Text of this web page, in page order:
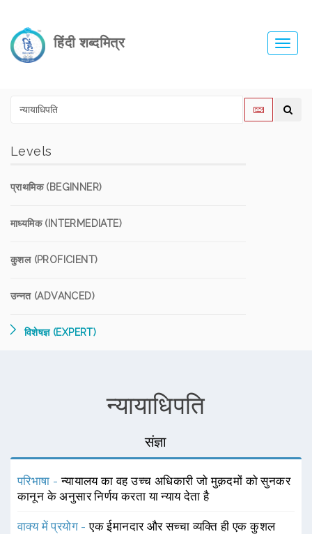
हिंदी शब्दमित्र
Levels
प्राथमिक (BEGINNER)
माध्यमिक (INTERMEDIATE)
कुशल (PROFICIENT)
उन्नत (ADVANCED)
विशेषज्ञ (EXPERT)
न्यायाधिपति
संज्ञा
परिभाषा -न्यायालय का वह उच्च अधिकारी जो मुक़दमों को सुनकर
कानून के अनुसार निर्णय करता या न्याय देता है
वाक्य में प्रयोग -एक ईमानदार और सच्चा व्यक्ति ही एक कुशल